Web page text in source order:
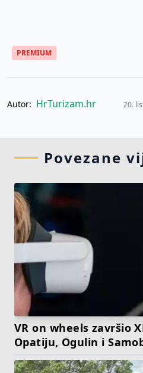
PREMIUM
Autor: HrTurizam.hr 20.
Povezane
VR on wheels završio
Opatiju, Ogulin i